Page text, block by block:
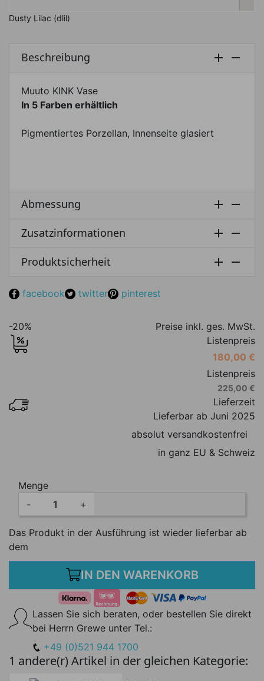
Dusty Lilac (dlil)
Beschreibung  
Muuto KINK Vase
In 5 Farben erhältlich
Pigmentiertes Porzellan, Innenseite glasiert
Abmessung  
Zusatzinformationen  
Produktsicherheit  
facebook twitter pinterest
-20%
Preise inkl. ges. MwSt.
Listenpreis
180,00 €
Listenpreis
225,00 €
Lieferzeit
Lieferbar ab Juni 2025
absolut versandkostenfrei
in ganz EU & Schweiz
Menge
-
+
Das Produkt in der Ausführung ist wieder lieferbar ab
dem
IN DEN WARENKORB
Lassen Sie sich beraten, oder bestellen Sie direkt
bei Herrn Grewe unter Tel.:
+49 (0)521 944 1700
1 andere(r) Artikel in der gleichen Kategorie: